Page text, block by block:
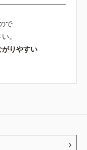
で
。
りやすい